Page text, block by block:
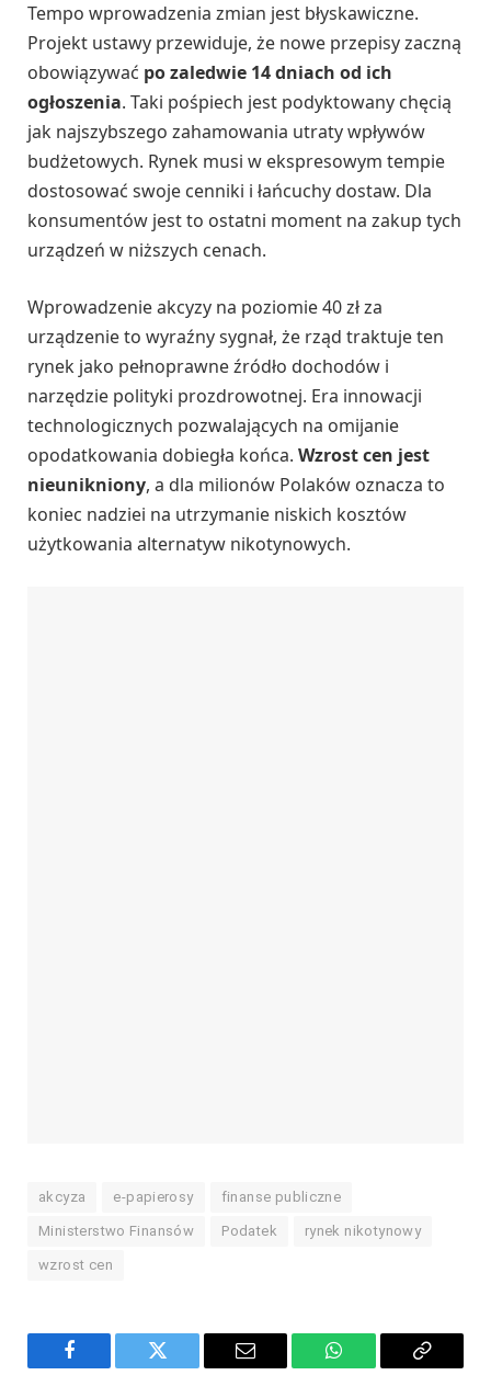
Tempo wprowadzenia zmian jest błyskawiczne.
Projekt ustawy przewiduje, że nowe przepisy zaczną
obowiązywać po zaledwie 14 dniach od ich
ogłoszenia. Taki pośpiech jest podyktowany chęcią
jak najszybszego zahamowania utraty wpływów
budżetowych. Rynek musi w ekspresowym tempie
dostosować swoje cenniki i łańcuchy dostaw. Dla
konsumentów jest to ostatni moment na zakup tych
urządzeń w niższych cenach.
Wprowadzenie akcyzy na poziomie 40 zł za
urządzenie to wyraźny sygnał, że rząd traktuje ten
rynek jako pełnoprawne źródło dochodów i
narzędzie polityki prozdrowotnej. Era innowacji
technologicznych pozwalających na omijanie
opodatkowania dobiegła końca. Wzrost cen jest
nieunikniony, a dla milionów Polaków oznacza to
koniec nadziei na utrzymanie niskich kosztów
użytkowania alternatyw nikotynowych.
akcyza e-papierosy finanse publiczne
Ministerstwo Finansów Podatek rynek nikotynowy
wzrost cen
Facebook Twitter Email WhatsAppCopy